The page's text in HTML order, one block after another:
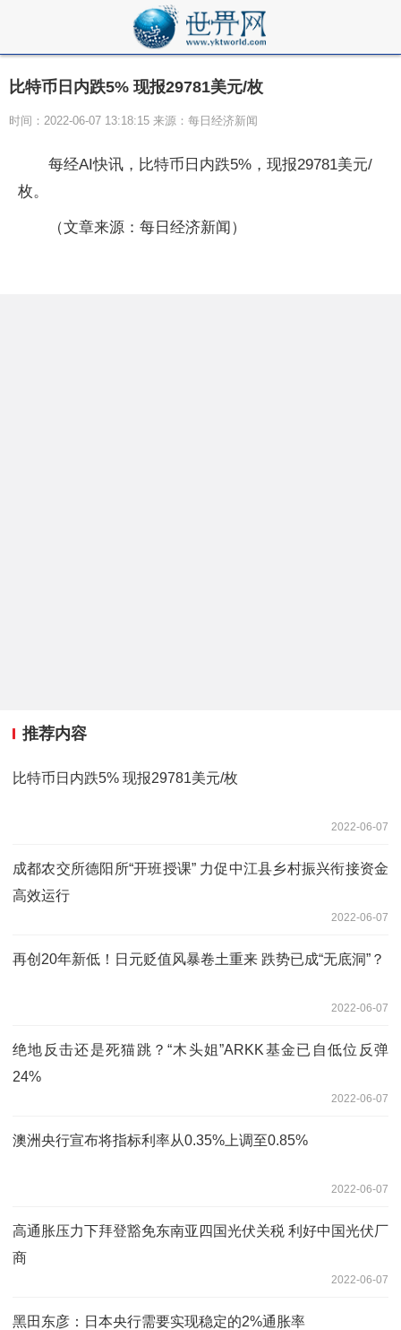
比特币日内跌5% 现报29781美元/枚
时间：2022-06-07 13:18:15 来源：每日经济新闻
每经AI快讯，比特币日内跌5%，现报29781美元/
枚。
（文章来源：每日经济新闻）
推荐内容
比特币日内跌5% 现报29781美元/枚
2022-06-07
成都农交所德阳所“开班授课” 力促中江县乡村振兴衔接资金
高效运行
2022-06-07
再创20年新低！日元贬值风暴卷土重来 跌势已成“无底洞”？
2022-06-07
绝地反击还是死猫跳？“木头姐”ARKK基金已自低位反弹
24%
2022-06-07
澳洲央行宣布将指标利率从0.35%上调至0.85%
2022-06-07
高通胀压力下拜登豁免东南亚四国光伏关税 利好中国光伏厂
商
2022-06-07
黑田东彦：日本央行需要实现稳定的2%通胀率